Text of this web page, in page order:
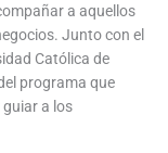
a aquellos
Junto con el
Católica de
programa que
a los